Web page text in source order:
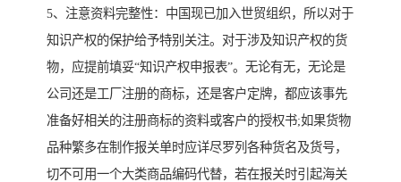
5、注意资料完整性：中国现已加入世贸组织，所以对于
知识产权的保护给予特别关注。对于涉及知识产权的货
物，应提前填妥“知识产权申报表”。无论有无，无论是
公司还是工厂注册的商标，还是客户定牌，都应该事先
准备好相关的注册商标的资料或客户的授权书;如果货物
品种繁多在制作报关单时应详尽罗列各种货名及货号，
切不可用一个大类商品编码代替，若在报关时引起海关